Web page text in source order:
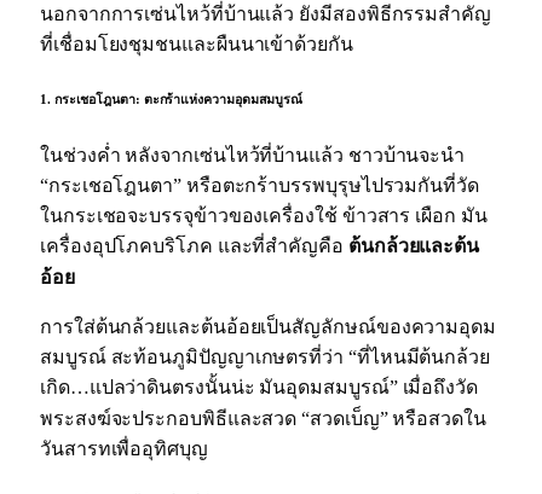
นอกจากการเซ่นไหว้ที่บ้านแล้ว ยังมีสองพิธีกรรมสำคัญ
ที่เชื่อมโยงชุมชนและผืนนาเข้าด้วยกัน
1. กระเชอโฎนตา: ตะกร้าแห่งความอุดมสมบูรณ์
ในช่วงค่ำ หลังจากเซ่นไหว้ที่บ้านแล้ว ชาวบ้านจะนำ
“กระเชอโฎนตา” หรือตะกร้าบรรพบุรุษไปรวมกันที่วัด
ในกระเชอจะบรรจุข้าวของเครื่องใช้ ข้าวสาร เผือก มัน
เครื่องอุปโภคบริโภค และที่สำคัญคือ ต้นกล้วยและต้น
อ้อย
การใส่ต้นกล้วยและต้นอ้อยเป็นสัญลักษณ์ของความอุดม
สมบูรณ์ สะท้อนภูมิปัญญาเกษตรที่ว่า “ที่ไหนมีต้นกล้วย
เกิด…แปลว่าดินตรงนั้นน่ะ มันอุดมสมบูรณ์” เมื่อถึงวัด
พระสงฆ์จะประกอบพิธีและสวด “สวดเบ็ญ” หรือสวดใน
วันสารทเพื่ออุทิศบุญ